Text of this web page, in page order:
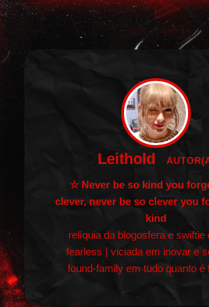
Leithold
☆ Never be so kind you
clever, never be so clever you
kind
relíquia da blogosfera e swiftie
fearless | viciada em inovar e
found-family em tudo quanto é